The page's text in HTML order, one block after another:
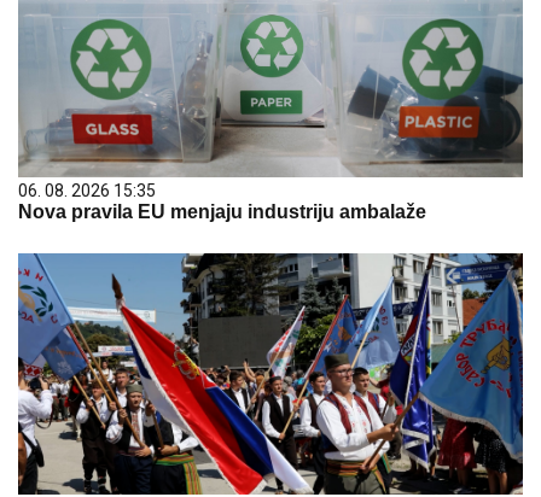
06. 08. 2026 15:35
Nova pravila EU menjaju industriju ambalaže